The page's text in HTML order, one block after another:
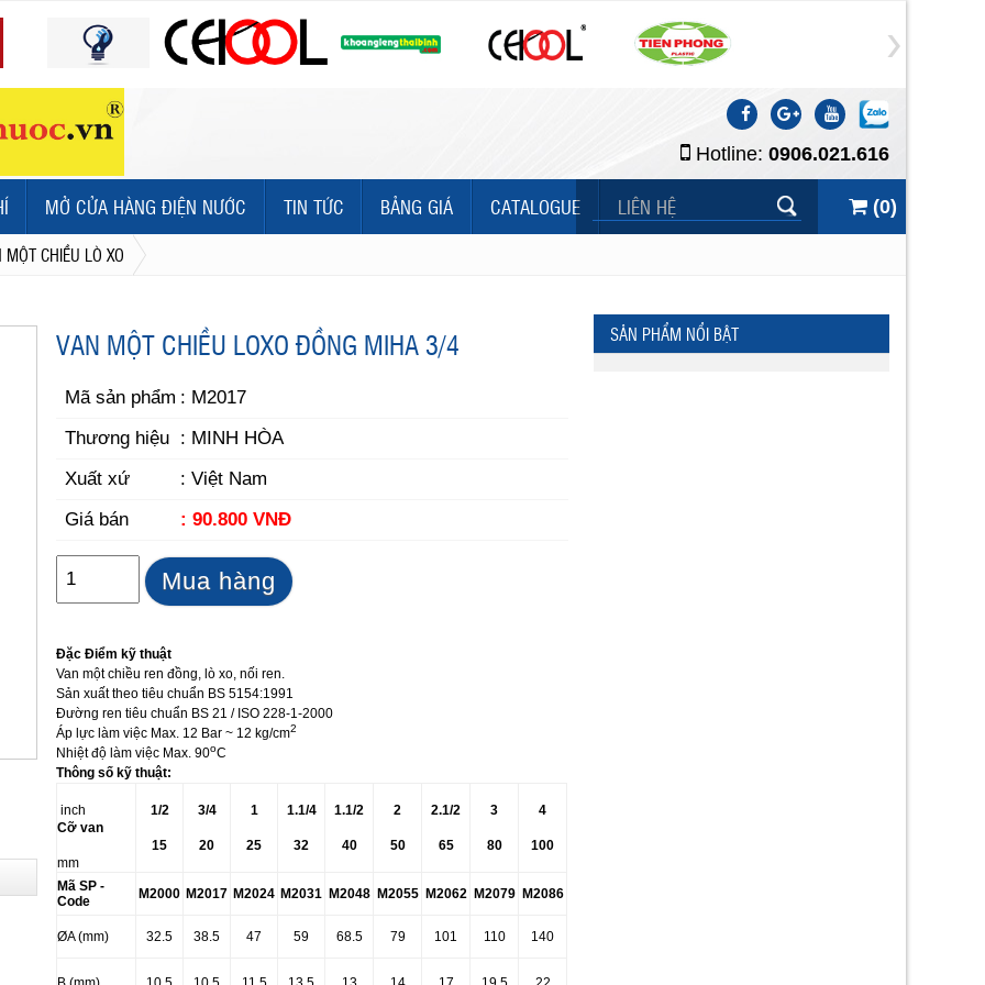
Hotline: 0906.021.616
MỞ CỬA HÀNG ĐIỆN NƯỚC TIN TỨC BẢNG GIÁ CATALOGUE LIÊN HỆ (0)
MỘT CHIỀU LÒ XO
VAN MỘT CHIỀU LOXO ĐỒNG MIHA 3/4
Mã sản phẩm : M2017
Thương hiệu : MINH HÒA
Xuất xứ
: Việt Nam
Giá bán
: 90.800 VNĐ
Mua hàng
Đặc Điểm kỹ thuật
Van một chiều ren đồng, lò xo, nối ren.
Sản xuất theo tiêu chuẩn BS 5154:1991
Đường ren tiêu chuẩn BS 21 / ISO 228-1-2000
Áp lực làm việc Max. 12 Bar ~ 12 kg/cm2
Nhiệt độ làm việc Max. 90oC
Thông số kỹ thuật:
inch
Cỡ van
mm
1/2
15
3/4
20
1
25
1.1/4
32
1.1/2
40
2
50
2.1/2
65
3
80
4
100
Mã SP -
Code
M2000 M2017 M2024 M2031 M2048 M2055 M2062 M2079 M2086
ØA (mm) 32.5 38.5 47 59 68.5 79 101 110 140
SẢN PHẨM NỔI BẬT